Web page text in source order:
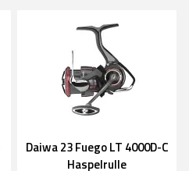
Daiwa 23 Fuego LT 4000D-C
Haspelrulle